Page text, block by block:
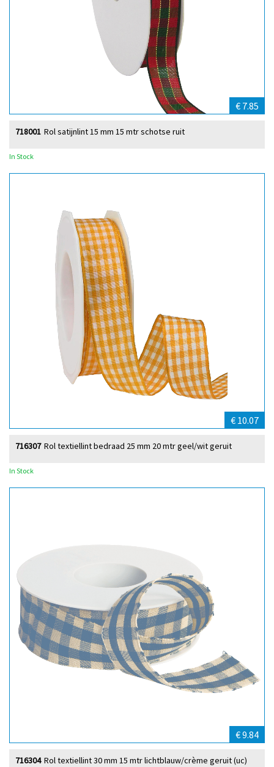
€ 7.85
Rol satijnlint 15 mm 15 mtr schotse ruit
718001
In Stock
€ 10.07
Rol textiellint bedraad 25 mm 20 mtr geel/wit geruit
716307
In Stock
€ 9.84
Rol textiellint 30 mm 15 mtr lichtblauw/crème geruit (uc)
716304